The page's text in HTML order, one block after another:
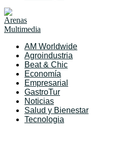
AM Worldwide
Agroindustria
Beat & Chic
Economía
Empresarial
GastroTur
Noticias
Salud y Bienestar
Tecnologia